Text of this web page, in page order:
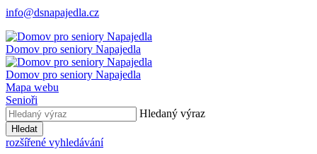
info@dsnapajedla.cz
Domov pro seniory Napajedla
Domov pro seniory Napajedla
Mapa webu
Senioři
Hledaný výraz
Hledat
rozšířené vyhledávání